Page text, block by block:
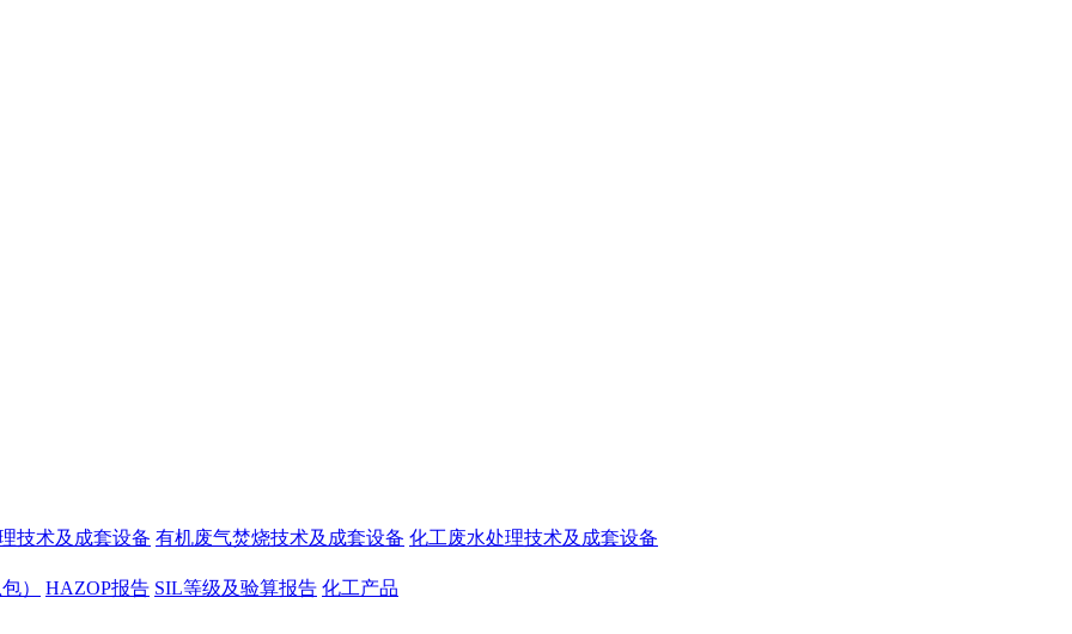
技术及成套设备 有机废气焚烧技术及成套设备 化工废水处理技术及成套设备
） HAZOP报告 SIL等级及验算报告 化工产品